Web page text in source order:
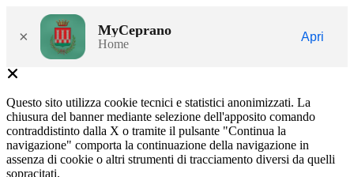
× MyCeprano
Home
Apri
Questo sito utilizza cookie tecnici e statistici anonimizzati. La
chiusura del banner mediante selezione dell'apposito comando
contraddistinto dalla X o tramite il pulsante "Continua la
navigazione" comporta la continuazione della navigazione in
assenza di cookie o altri strumenti di tracciamento diversi da quelli
sopracitati.